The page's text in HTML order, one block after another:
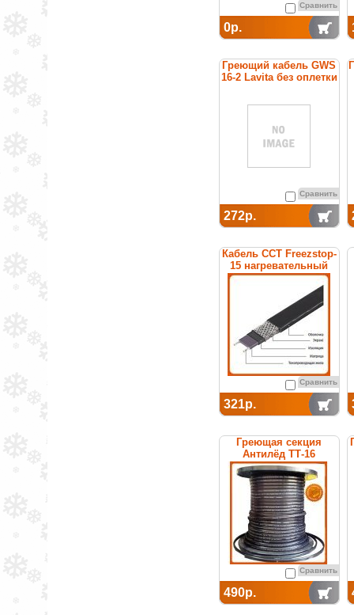
Сравнить
0р.
Греющий кабель GWS
16-2 Lavita без оплетки
Сравнить
272р.
Кабель ССТ Freezstop-
15 нагревательный
саморегулирующийся
Сравнить
321р.
Греющая секция
Антилёд ТТ-16
саморегулируемая
Сравнить
490р.